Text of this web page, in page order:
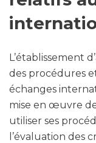
L’établissement
des procédures
échanges
mise en œuvre
utiliser ses
l’évaluation des